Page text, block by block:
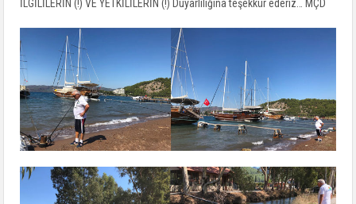
İLGİLİLERİN (!) VE YETKİLİLERİN (!) Duyarlılığına teşekkür ederiz… MÇD